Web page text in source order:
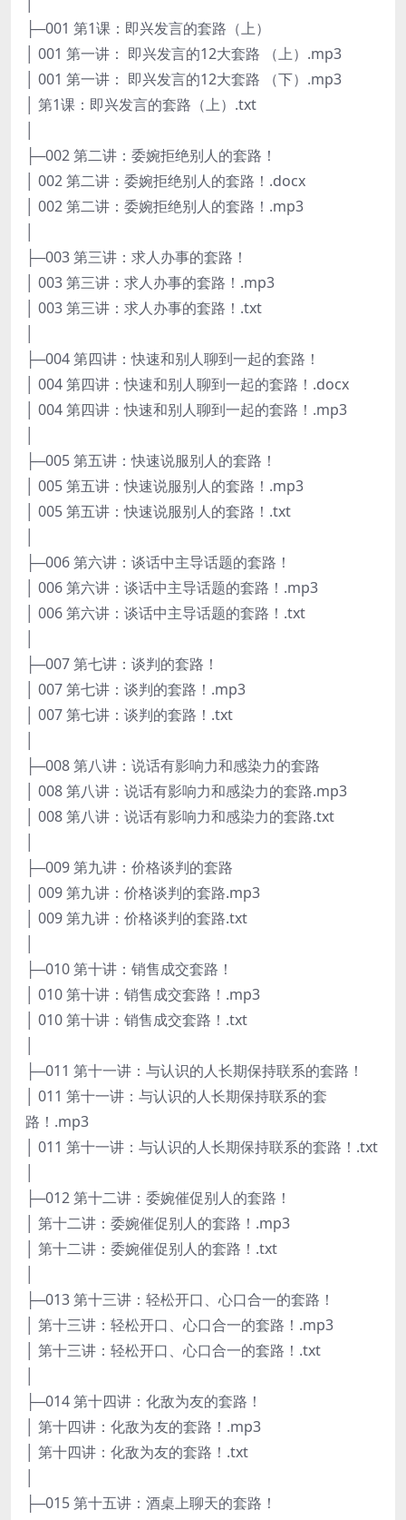
├─001 第1课：即兴发言的套路（上）
│ 001 第一讲： 即兴发言的12大套路 （上）.mp3
│ 001 第一讲： 即兴发言的12大套路 （下）.mp3
│ 第1课：即兴发言的套路（上）.txt
├─002 第二讲：委婉拒绝别人的套路！
│ 002 第二讲：委婉拒绝别人的套路！.docx
│ 002 第二讲：委婉拒绝别人的套路！.mp3
├─003 第三讲：求人办事的套路！
│ 003 第三讲：求人办事的套路！.mp3
│ 003 第三讲：求人办事的套路！.txt
├─004 第四讲：快速和别人聊到一起的套路！
│ 004 第四讲：快速和别人聊到一起的套路！.docx
│ 004 第四讲：快速和别人聊到一起的套路！.mp3
├─005 第五讲：快速说服别人的套路！
│ 005 第五讲：快速说服别人的套路！.mp3
│ 005 第五讲：快速说服别人的套路！.txt
├─006 第六讲：谈话中主导话题的套路！
│ 006 第六讲：谈话中主导话题的套路！.mp3
│ 006 第六讲：谈话中主导话题的套路！.txt
├─007 第七讲：谈判的套路！
│ 007 第七讲：谈判的套路！.mp3
│ 007 第七讲：谈判的套路！.txt
├─008 第八讲：说话有影响力和感染力的套路
│ 008 第八讲：说话有影响力和感染力的套路.mp3
│ 008 第八讲：说话有影响力和感染力的套路.txt
├─009 第九讲：价格谈判的套路
│ 009 第九讲：价格谈判的套路.mp3
│ 009 第九讲：价格谈判的套路.txt
├─010 第十讲：销售成交套路！
│ 010 第十讲：销售成交套路！.mp3
│ 010 第十讲：销售成交套路！.txt
├─011 第十一讲：与认识的人长期保持联系的套路！
│ 011 第十一讲：与认识的人长期保持联系的套
路！.mp3
│ 011 第十一讲：与认识的人长期保持联系的套路！.txt
├─012 第十二讲：委婉催促别人的套路！
│ 第十二讲：委婉催促别人的套路！.mp3
│ 第十二讲：委婉催促别人的套路！.txt
├─013 第十三讲：轻松开口、心口合一的套路！
│ 第十三讲：轻松开口、心口合一的套路！.mp3
│ 第十三讲：轻松开口、心口合一的套路！.txt
├─014 第十四讲：化敌为友的套路！
│ 第十四讲：化敌为友的套路！.mp3
│ 第十四讲：化敌为友的套路！.txt
├─015 第十五讲：酒桌上聊天的套路！